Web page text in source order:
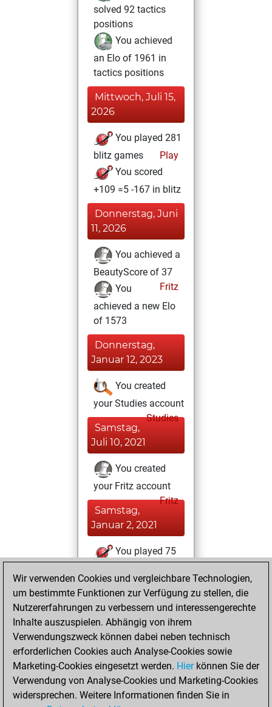
solved 92 tactics
positions
You achieved
an Elo of 1961 in
tactics positions
Mittwoch, Juli 15,
2026
You played 281
blitz games
Play
You scored
+109 =5 -167 in blitz
Donnerstag, Juni
11, 2026
You achieved a
BeautyScore of 37
Fritz
You
achieved a new Elo
of 1573
Donnerstag,
Januar 12, 2023
You created
your Studies account
Studies
Samstag,
Juli 10, 2021
You created
your Fritz account
Fritz
Samstag,
Januar 2, 2021
You played 75
You scored +55
=3 -17 in slow games
Sonntag,
September 29,
2019
You played 40
bullet games
Play
Wir verwenden Cookies und vergleichbare Technologien,
um bestimmte Funktionen zur Verfügung zu stellen, die
Nutzererfahrungen zu verbessern und interessengerechte
Inhalte auszuspielen. Abhängig von ihrem
Verwendungszweck können dabei neben technisch
erforderlichen Cookies auch Analyse-Cookies sowie
Marketing-Cookies eingesetzt werden. Hierkönnen Sie der
Verwendung von Analyse-Cookies und Marketing-Cookies
widersprechen. Weitere Informationen finden Sie in